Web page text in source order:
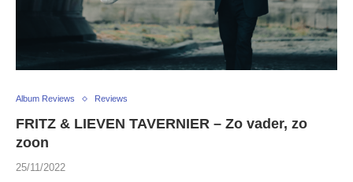
Album Reviews Reviews
FRITZ & LIEVEN TAVERNIER – Zo vader, zo
zoon
25/11/2022